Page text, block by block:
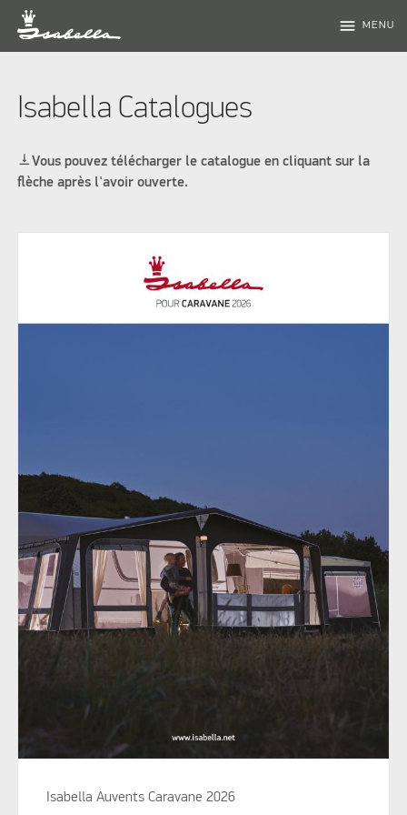
menu MENU
Isabella Catalogues
vertical_align_bottomVous pouvez télécharger le catalogue en cliquant sur la
flèche après l'avoir ouverte.
Isabella Auvents Caravane 2026